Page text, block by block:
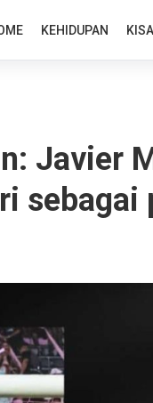
KEHIDUPAN
Javier